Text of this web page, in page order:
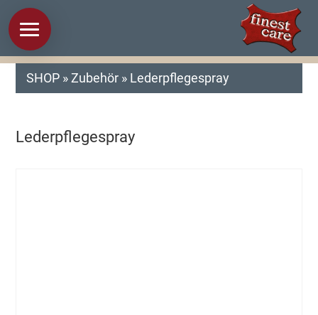
SHOP » Zubehör » Lederpflegespray
Lederpflegespray